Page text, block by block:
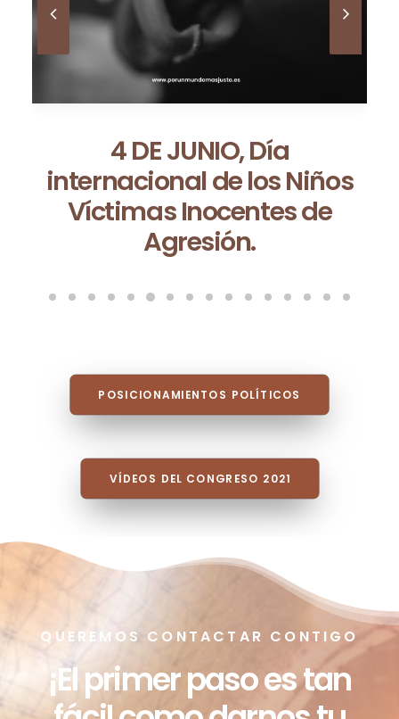
POSICIONAMIENTOS POLÍTICOS
VÍDEOS DEL CONGRESO 2021
QUEREMOS CONTACTAR CONTIGO
¡El primer paso es tan
fácil como darnos tu
número!